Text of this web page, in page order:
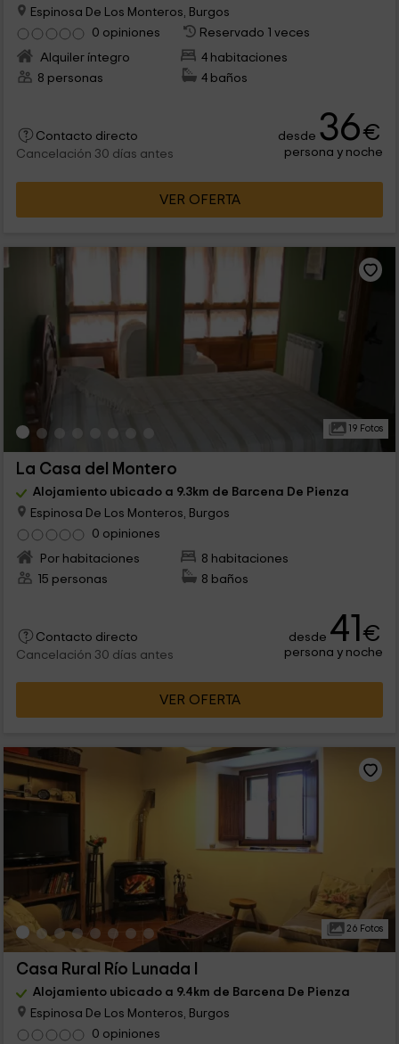
Espinosa De Los Monteros, Burgos
0 opiniones
Reservado 1 veces
Alquiler íntegro
4 habitaciones
8 personas
4 baños
Contacto directo
Cancelación 30 días antes
desde 36€
persona y noche
VER OFERTA
19 Fotos
La Casa del Montero
Alojamiento ubicado a 9.3km de Barcena De Pienza
Espinosa De Los Monteros, Burgos
0 opiniones
Por habitaciones
8 habitaciones
15 personas
8 baños
Contacto directo
Cancelación 30 días antes
desde 41€
persona y noche
VER OFERTA
26 Fotos
Casa Rural Río Lunada I
Alojamiento ubicado a 9.4km de Barcena De Pienza
Espinosa De Los Monteros, Burgos
0 opiniones